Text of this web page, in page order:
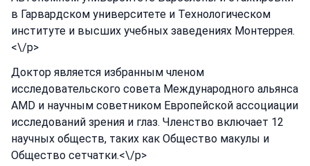
в Гарвардском университете и Технологическом
институте и высших учебных заведениях Монтеррея.
<\/p>
Доктор является избранным членом
исследовательского совета Международного альянса
AMD и научным советником Европейской ассоциации
исследований зрения и глаз. Членство включает 12
научных обществ, таких как Общество макулы и
Общество сетчатки.<\/p>